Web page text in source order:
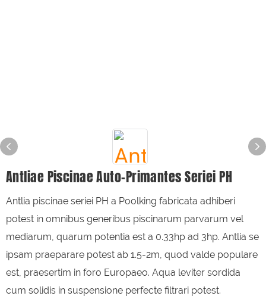
Antliae Piscinae Auto-Primantes Seriei PH
Antlia piscinae seriei PH a Poolking fabricata adhiberi
potest in omnibus generibus piscinarum parvarum vel
mediarum, quarum potentia est a 0.33hp ad 3hp. Antlia se
ipsam praeparare potest ab 1.5-2m, quod valde populare
est, praesertim in foro Europaeo. Aqua leviter sordida
cum solidis in suspensione perfecte filtrari potest.